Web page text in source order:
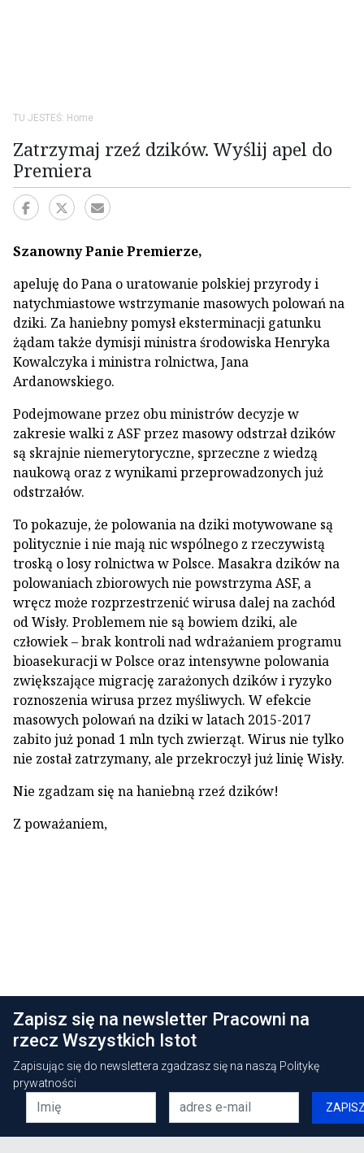
TU JESTEŚ: Home
Zatrzymaj rzeź dzików. Wyślij apel do
Premiera
Szanowny Panie Premierze,
apeluję do Pana o uratowanie polskiej przyrody i
natychmiastowe wstrzymanie masowych polowań na
dziki. Za haniebny pomysł eksterminacji gatunku
żądam także dymisji ministra środowiska Henryka
Kowalczyka i ministra rolnictwa, Jana
Ardanowskiego.
Podejmowane przez obu ministrów decyzje w
zakresie walki z ASF przez masowy odstrzał dzików
są skrajnie niemerytoryczne, sprzeczne z wiedzą
naukową oraz z wynikami przeprowadzonych już
odstrzałów.
To pokazuje, że polowania na dziki motywowane są
politycznie i nie mają nic wspólnego z rzeczywistą
troską o losy rolnictwa w Polsce. Masakra dzików na
polowaniach zbiorowych nie powstrzyma ASF, a
wręcz może rozprzestrzenić wirusa dalej na zachód
od Wisły. Problemem nie są bowiem dziki, ale
człowiek – brak kontroli nad wdrażaniem programu
bioasekuracji w Polsce oraz intensywne polowania
zwiększające migrację zarażonych dzików i ryzyko
roznoszenia wirusa przez myśliwych. W efekcie
masowych polowań na dziki w latach 2015-2017
zabito już ponad 1 mln tych zwierząt. Wirus nie tylko
nie został zatrzymany, ale przekroczył już linię Wisły.
Nie zgadzam się na haniebną rzeź dzików!
Z poważaniem,
Zapisz się na newsletter Pracowni na
rzecz Wszystkich Istot
Zapisując się do newslettera zgadzasz się na naszą Politykę
prywatności